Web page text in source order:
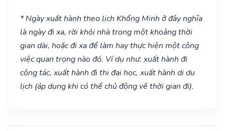
* Ngày xuất hành theo lịch Khổng Minh ở đây nghĩa
là ngày đi xa, rời khỏi nhà trong một khoảng thời
gian dài, hoặc đi xa để làm hay thực hiện một công
việc quan trọng nào đó. Ví dụ như: xuất hành đi
công tác, xuất hành đi thi đại học, xuất hành di du
lịch (áp dụng khi có thể chủ động về thời gian đi).